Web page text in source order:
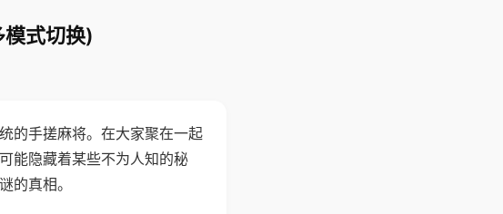
式切换)
的手搓麻将。在大家聚在一起
能隐藏着某些不为人知的秘
的真相。